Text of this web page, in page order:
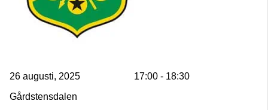
26 augusti, 2025
17:00 - 18:30
Gårdstensdalen